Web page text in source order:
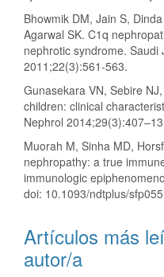
Bhowmik DM, Jain S,
Agarwal SK. C1q
nephrotic syndrome. Saudi
2011;22(3):561-563.
Gunasekara VN, Sebire
children: clinical
Nephrol
Muorah M, Sinha MD,
nephropathy: a true
immunologic
doi: 10.1093/ndtplus/sfp055
Artículos más
autor/a